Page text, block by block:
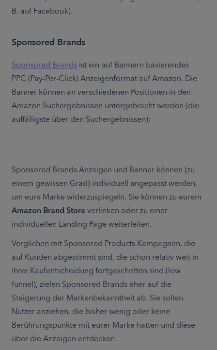
B. auf Facebook).
Sponsored Brands
Sponsored Brands ist ein auf Bannern basierendes
PPC (Pay-Per-Click) Anzeigenformat auf Amazon. Die
Banner können an verschiedenen Positionen in den
Amazon Suchergebnissen untergebracht werden (die
auffälligste über den Suchergebnissen):
Sponsored Brands Anzeigen und Banner können (zu
einem gewissen Grad) individuell angepasst werden,
Amazon Brand Store verlinken oder zu einer
individuellen Landing Page weiterleiten.
Verglichen mit Sponsored Products Kampagnen, die
auf Kunden abgestimmt sind, die schon relativ weit in
ihrer Kaufentscheidung fortgeschritten sind (low
funnel), zielen Sponsored Brands eher auf die
Steigerung der Markenbekanntheit ab. Sie sollen
Nutzer anziehen, die bisher wenig oder keine
Berührungspunkte mit eurer Marke hatten und diese
über die Anzeigen entdecken.